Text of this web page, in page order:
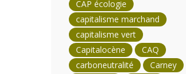
CAP écologie
capitalisme marchand
capitalisme vert
Capitalocène
CAQ
carboneutralité
Carney